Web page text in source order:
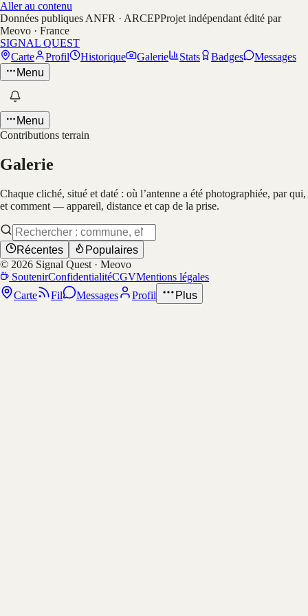
Aller au contenu
Données publiques ANFR · ARCEPProjet indépendant édité par
Meovo · France
SIGNAL QUEST
Carte
Profil Historique Galerie Stats Badges
Messages
Menu
Menu
Contributions terrain
Galerie
Chaque cliché, situé et daté : où l’antenne a été photographiée, par qui,
et comment — appareil, distance et cap de la prise.
Récentes
Populaires
© 2026 Signal Quest · Meovo
SoutenirConfidentialitéCGVMentions légales
Carte
Fil Messages Profil Plus